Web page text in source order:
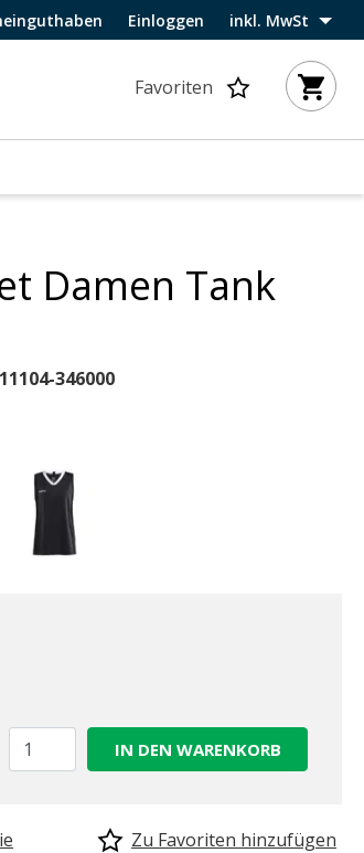
Einloggen inkl. MwSt
Favoriten
Damen Tank
346000
IN DEN WARENKORB
Zu Favoriten hinzufügen